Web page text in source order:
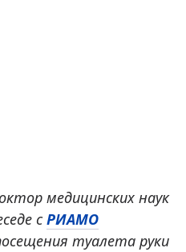
медицинских наук
сРИАМО
туалета руки